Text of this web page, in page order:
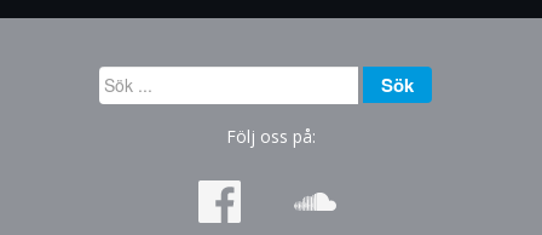
Sök
...
Sök
Följ oss på: